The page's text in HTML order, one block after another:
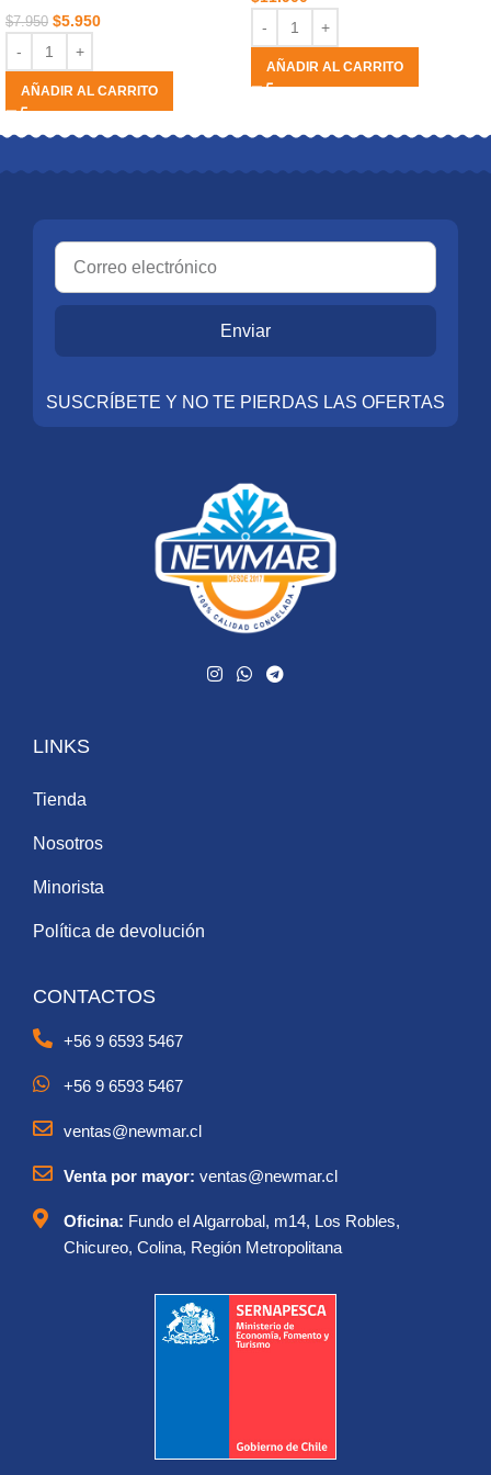
$7.950 $5.950
AÑADIR AL CARRITO
AÑADIR AL CARRITO
Enviar
SUSCRÍBETE Y NO TE PIERDAS LAS OFERTAS
LINKS
Tienda
Nosotros
Minorista
Política de devolución
CONTACTOS
+56 9 6593 5467
+56 9 6593 5467
ventas@newmar.cl
Venta por mayor: ventas@newmar.cl
Oficina: Fundo el Algarrobal, m14, Los Robles,
Chicureo, Colina, Región Metropolitana